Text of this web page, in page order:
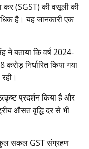
कर (SGST) की वसूली की
है। यह जानकारी एक
ने बताया कि वर्ष 2024-
निर्धारित किया गया
प्रदर्शन किया है और
औसत वृद्धि दर से भी
कुल सकल GST संग्रहण